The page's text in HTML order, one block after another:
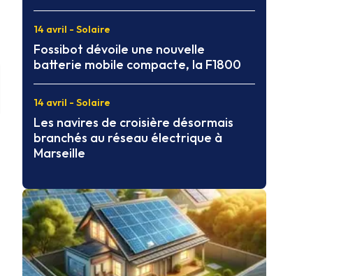
14 avril - Solaire
Fossibot dévoile une nouvelle
batterie mobile compacte, la F1800
14 avril - Solaire
Les navires de croisière désormais
branchés au réseau électrique à
Marseille